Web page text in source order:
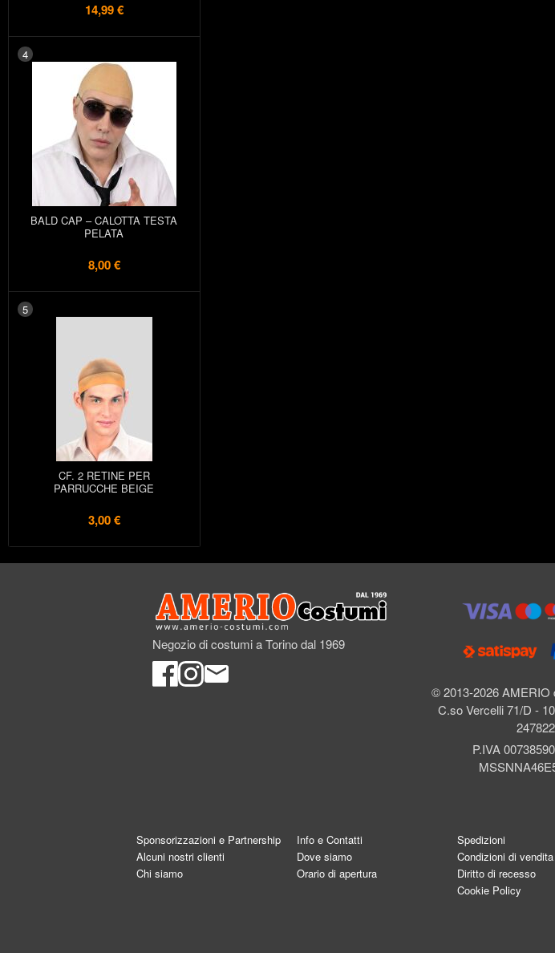
14,99 €
4
BALD CAP – CALOTTA TESTA
PELATA
8,00 €
5
CF. 2 RETINE PER
PARRUCCHE BEIGE
3,00 €
Negozio di costumi a Torino dal 1969
© 2013-2026 AMERIO
C.so Vercelli 71/D -
P.IVA
Sponsorizzazioni e Partnership
Alcuni nostri clienti
Chi siamo
Info e Contatti
Dove siamo
Orario di apertura
Spedizioni
Condizioni di vendita
Diritto di recesso
Cookie Policy